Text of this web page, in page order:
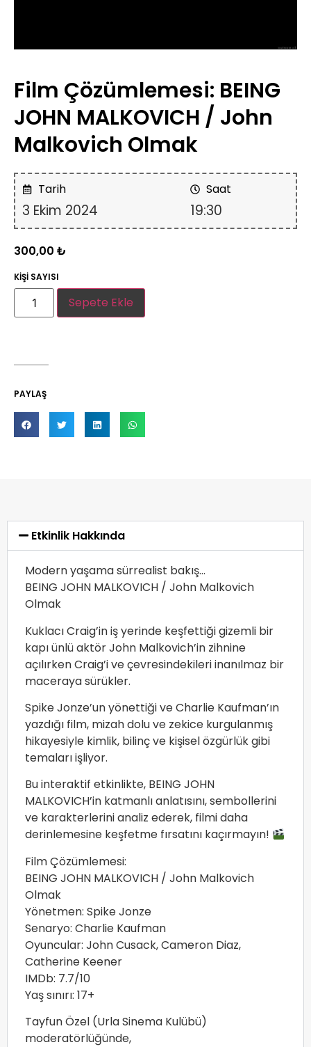
Film Çözümlemesi: BEING
JOHN MALKOVICH / John
Malkovich Olmak
Tarih
3 Ekim 2024
Saat
19:30
300,00 ₺
KİŞİ SAYISI
Sepete Ekle
PAYLAŞ
Etkinlik Hakkında
Modern yaşama sürrealist bakış…
BEING JOHN MALKOVICH / John Malkovich
Olmak
Kuklacı Craig’in iş yerinde keşfettiği gizemli bir
kapı ünlü aktör John Malkovich’in zihnine
açılırken Craig’i ve çevresindekileri inanılmaz bir
maceraya sürükler.
Spike Jonze’un yönettiği ve Charlie Kaufman’ın
yazdığı film, mizah dolu ve zekice kurgulanmış
hikayesiyle kimlik, bilinç ve kişisel özgürlük gibi
temaları işliyor.
Bu interaktif etkinlikte, BEING JOHN
MALKOVICH’in katmanlı anlatısını, sembollerini
ve karakterlerini analiz ederek, filmi daha
derinlemesine keşfetme fırsatını kaçırmayın!
Film Çözümlemesi:
BEING JOHN MALKOVICH / John Malkovich
Olmak
Yönetmen: Spike Jonze
Senaryo: Charlie Kaufman
Oyuncular: John Cusack, Cameron Diaz,
Catherine Keener
IMDb: 7.7/10
Yaş sınırı: 17+
Tayfun Özel (Urla Sinema Kulübü)
moderatörlüğünde,